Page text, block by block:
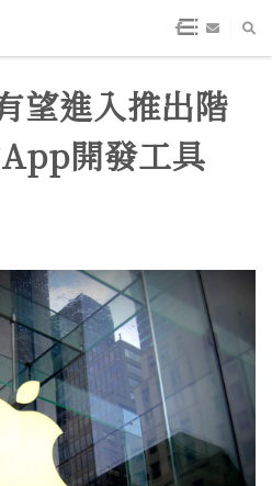
望進入推出階
開發工具